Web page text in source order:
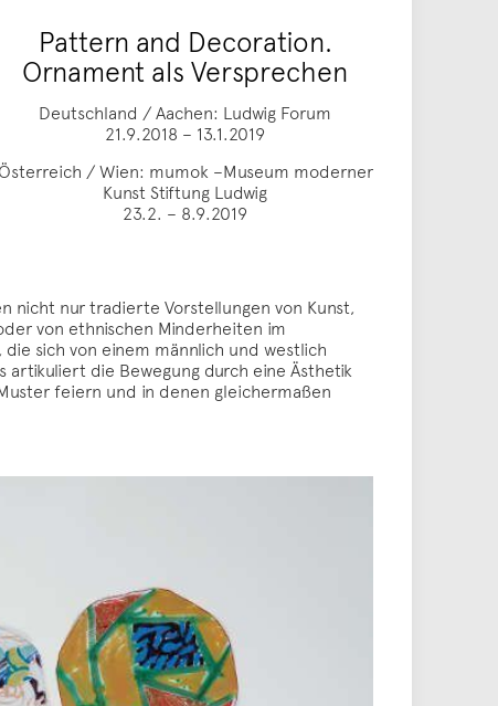
Pattern and Decoration.
Ornament als Versprechen
Deutschland / Aachen: Ludwig Forum
21.9.2018 – 13.1.2019
Österreich / Wien: mumok –Museum moderner
Kunst Stiftung Ludwig
23.2. – 8.9.2019
nicht nur tradierte Vorstellungen von Kunst,
von ethnischen Minderheiten im
sich von einem männlich und westlich
die Bewegung durch eine Ästhetik
feiern und in denen gleichermaßen